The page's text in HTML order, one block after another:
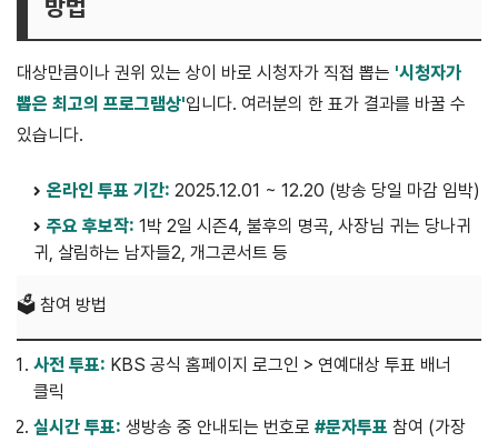
방법
대상만큼이나 권위 있는 상이 바로 시청자가 직접 뽑는 '시청자가
뽑은 최고의 프로그램상'입니다. 여러분의 한 표가 결과를 바꿀 수
있습니다.
온라인 투표 기간: 2025.12.01 ~ 12.20 (방송 당일 마감 임박)
주요 후보작: 1박 2일 시즌4, 불후의 명곡, 사장님 귀는 당나귀
귀, 살림하는 남자들2, 개그콘서트 등
🗳️ 참여 방법
사전 투표: KBS 공식 홈페이지 로그인 > 연예대상 투표 배너
클릭
실시간 투표: 생방송 중 안내되는 번호로 #문자투표 참여 (가장